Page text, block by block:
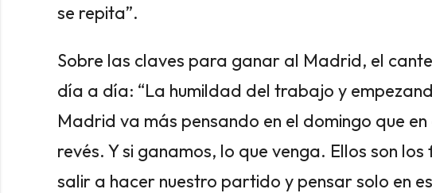
se repita”.
Sobre las claves para ganar al Madrid, el
día a día: “La humildad del trabajo y
Madrid va más pensando en el domingo que
revés. Y si ganamos, lo que venga. Ellos son
salir a hacer nuestro partido y pensar solo en